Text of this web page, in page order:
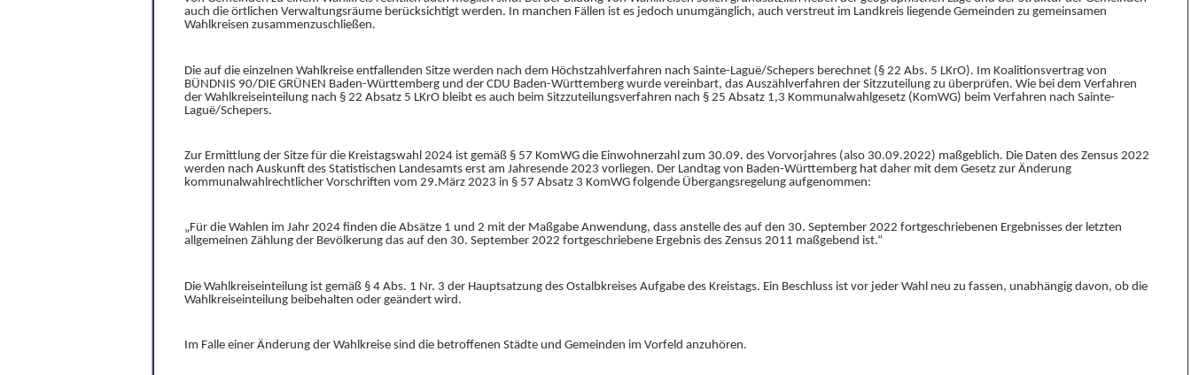
auch die örtlichen Verwaltungsräume berücksichtigt werden. In manchen Fällen ist es jedoch unumgänglich, auch verstreut im Landkreis liegende Gemeinden zu gemeinsamen
Wahlkreisen zusammenzuschließen.
Die auf die einzelnen Wahlkreise entfallenden Sitze werden nach dem Höchstzahlverfahren nach Sainte-Laguë/Schepers berechnet (§ 22 Abs. 5 LKrO). Im Koalitionsvertrag von
BÜNDNIS 90/DIE GRÜNEN Baden-Württemberg und der CDU Baden-Württemberg wurde vereinbart, das Auszählverfahren der Sitzzuteilung zu überprüfen. Wie bei dem Verfahren
der Wahlkreiseinteilung nach § 22 Absatz 5 LKrO bleibt es auch beim Sitzzuteilungsverfahren nach § 25 Absatz 1,3 Kommunalwahlgesetz (KomWG) beim Verfahren nach Sainte-
Laguë/Schepers.
Zur Ermittlung der Sitze für die Kreistagswahl 2024 ist gemäß § 57 KomWG die Einwohnerzahl zum 30.09. des Vorvorjahres (also 30.09.2022) maßgeblich. Die Daten des Zensus 2022
werden nach Auskunft des Statistischen Landesamts erst am Jahresende 2023 vorliegen. Der Landtag von Baden-Württemberg hat daher mit dem Gesetz zur Änderung
kommunalwahlrechtlicher Vorschriften vom 29.März 2023 in § 57 Absatz 3 KomWG folgende Übergangsregelung aufgenommen:
„Für die Wahlen im Jahr 2024 finden die Absätze 1 und 2 mit der Maßgabe Anwendung, dass anstelle des auf den 30. September 2022 fortgeschriebenen Ergebnisses der letzten
allgemeinen Zählung der Bevölkerung das auf den 30. September 2022 fortgeschriebene Ergebnis des Zensus 2011 maßgebend ist.“
Die Wahlkreiseinteilung ist gemäß § 4 Abs. 1 Nr. 3 der Hauptsatzung des Ostalbkreises Aufgabe des Kreistags. Ein Beschluss ist vor jeder Wahl neu zu fassen, unabhängig davon, ob die
Wahlkreiseinteilung beibehalten oder geändert wird.
Im Falle einer Änderung der Wahlkreise sind die betroffenen Städte und Gemeinden im Vorfeld anzuhören.